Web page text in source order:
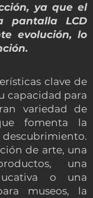
ya que el
pantalla LCD
evolución, lo
clave de
capacidad para
variedad de
fomenta la
de arte, una
una
o una
museos, la